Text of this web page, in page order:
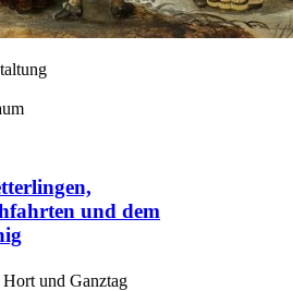
und dem
Hort und Ganztag